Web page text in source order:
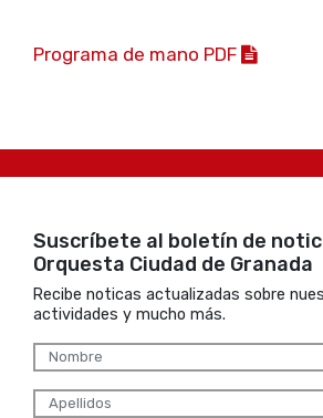
Programa de mano PDF
Suscríbete al boletín de
Orquesta Ciudad de Granada
Recibe noticas actualizadas sobre
actividades y mucho más.